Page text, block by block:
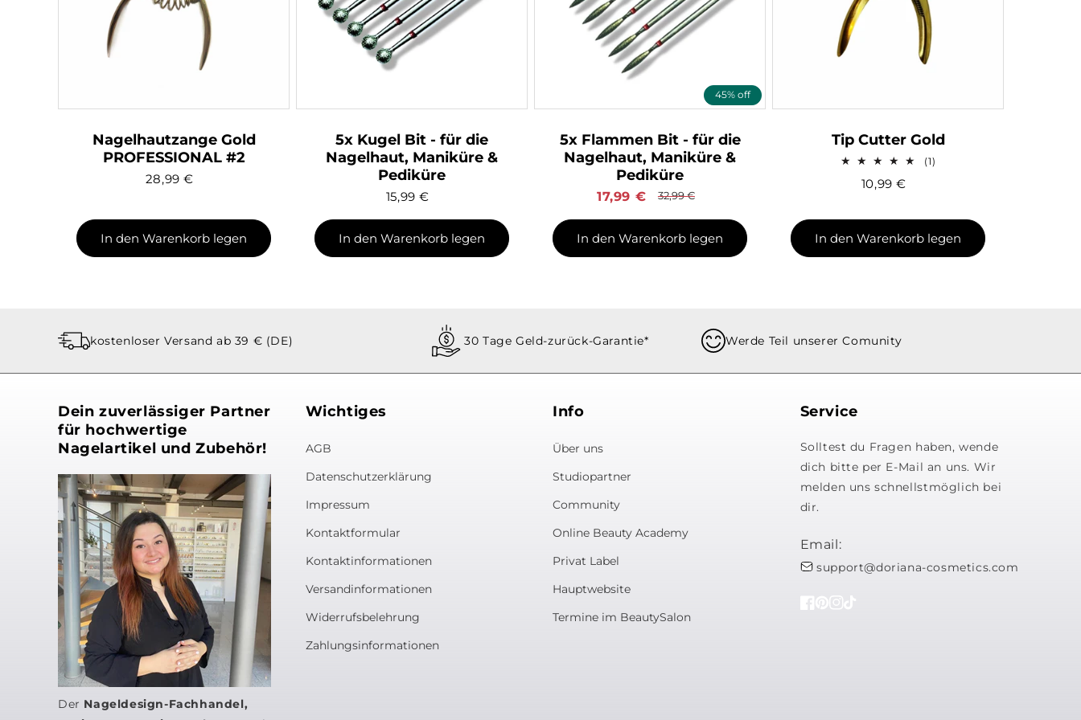
Nagelhautzange Gold
PROFESSIONAL #2
28,99 €
In den Warenkorb legen
5x Kugel Bit - für die
Nagelhaut, Maniküre &
Pediküre
15,99 €
In den Warenkorb legen
45% off
5x Flammen Bit - für die
Nagelhaut, Maniküre &
Pediküre
Verkaufspreis
17,99 €
Normaler
32,99€
In den Warenkorb legen
Tip Cutter Gold
(1)
10,99 €
In den Warenkorb legen
kostenloser Versand ab 39 € (DE) 30 Tage Geld-zurück-Garantie* Werde Teil unserer Comunity
Dein zuverlässiger Partner
für hochwertige
Nagelartikel und Zubehör!
Der Nageldesign-Fachhandel,
Wichtiges
AGB
Datenschutzerklärung
Impressum
Kontaktformular
Kontaktinformationen
Versandinformationen
Widerrufsbelehrung
Zahlungsinformationen
Info
Über uns
Studiopartner
Community
Online Beauty Academy
Privat Label
Hauptwebsite
Termine im BeautySalon
Service
Solltest du Fragen haben, wende
dich bitte per E-Mail an uns. Wir
melden uns schnellstmöglich bei
dir.
Email:
support@doriana-cosmetics.com
Facebook
Pinterest
Instagram